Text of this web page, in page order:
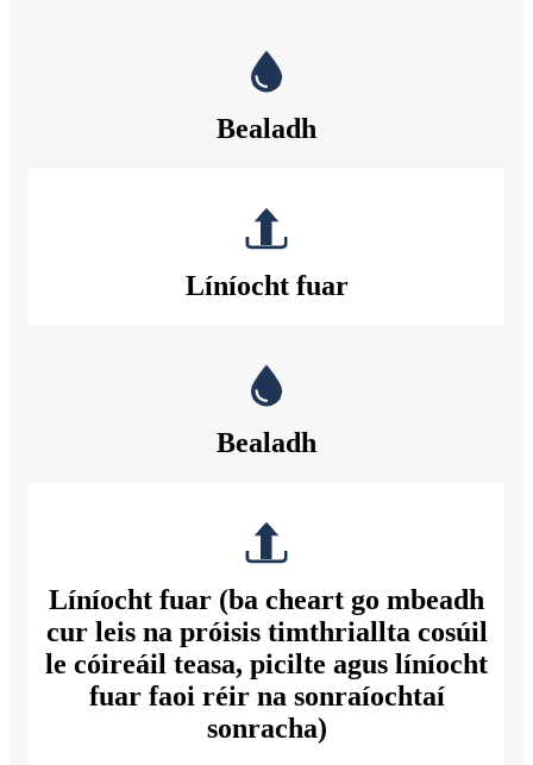
Bealadh
Líníocht fuar
Bealadh
Líníocht fuar (ba cheart go mbeadh
cur leis na próisis timthriallta cosúil
le cóireáil teasa, picilte agus líníocht
fuar faoi réir na sonraíochtaí
sonracha)